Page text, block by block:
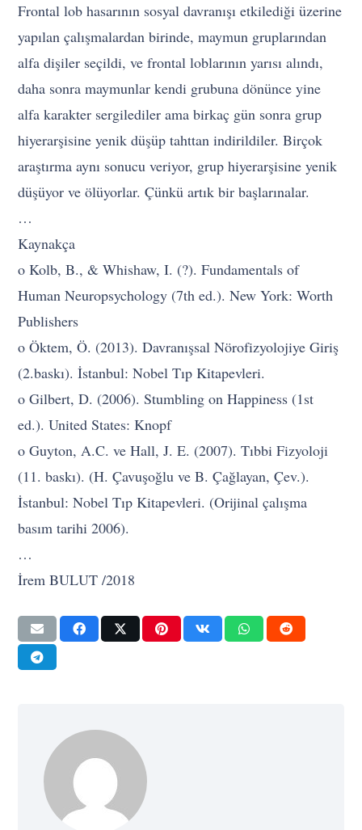
Frontal lob hasarının sosyal davranışı etkilediği üzerine
yapılan çalışmalardan birinde, maymun gruplarından
alfa dişiler seçildi, ve frontal loblarının yarısı alındı,
daha sonra maymunlar kendi grubuna dönünce yine
alfa karakter sergilediler ama birkaç gün sonra grup
hiyerarşisine yenik düşüp tahttan indirildiler. Birçok
araştırma aynı sonucu veriyor, grup hiyerarşisine yenik
düşüyor ve ölüyorlar. Çünkü artık bir başlarınalar.
…
Kaynakça
o Kolb, B., & Whishaw, I. (?). Fundamentals of
Human Neuropsychology (7th ed.). New York: Worth
Publishers
o Öktem, Ö. (2013). Davranışsal Nörofizyolojiye Giriş
(2.baskı). İstanbul: Nobel Tıp Kitapevleri.
o Gilbert, D. (2006). Stumbling on Happiness (1st
ed.). United States: Knopf
o Guyton, A.C. ve Hall, J. E. (2007). Tıbbi Fizyoloji
(11. baskı). (H. Çavuşoğlu ve B. Çağlayan, Çev.).
İstanbul: Nobel Tıp Kitapevleri. (Orijinal çalışma
basım tarihi 2006).
…
İrem BULUT /2018